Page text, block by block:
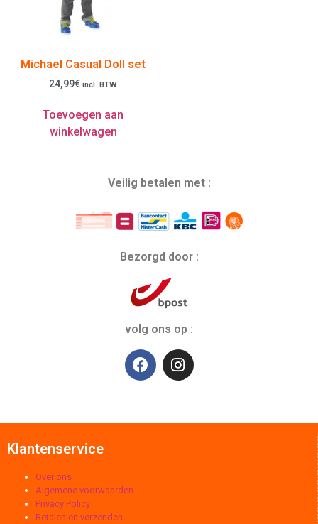
Michael Casual Doll set
24,99€ incl. BTW
Toevoegen aan
winkelwagen
Veilig betalen met :
Bezorgd door :
volg ons op :
Klantenservice
Over ons
Algemene voorwaarden
Privacy Policy
Betalen en verzenden